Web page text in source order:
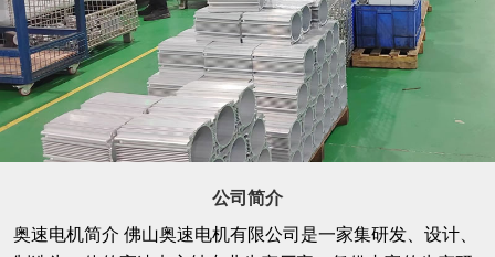
公司简介
奥速电机简介 佛山奥速电机有限公司是一家集研发、设计、